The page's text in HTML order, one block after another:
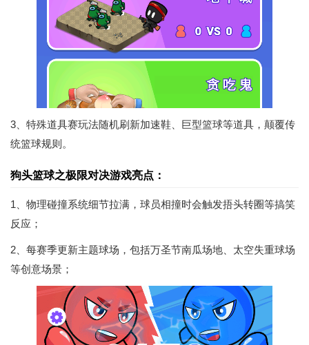
3、特殊道具赛玩法随机刷新加速鞋、巨型篮球等道具，颠覆传
统篮球规则。
狗头篮球之极限对决游戏亮点：
1、物理碰撞系统细节拉满，球员相撞时会触发捂头转圈等搞笑
反应；
2、每赛季更新主题球场，包括万圣节南瓜场地、太空失重球场
等创意场景；